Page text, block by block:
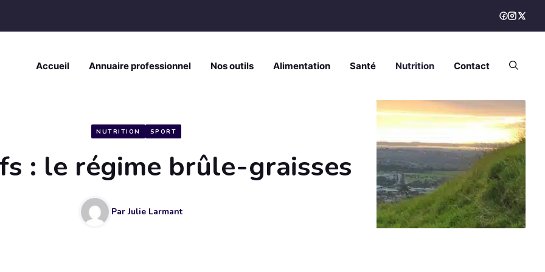
Accueil Annuaire professionnel Nos outils Alimentation Santé Nutrition Contact
NUTRITION SPORT
: le régime brûle-graisses
ParJulie Larmant